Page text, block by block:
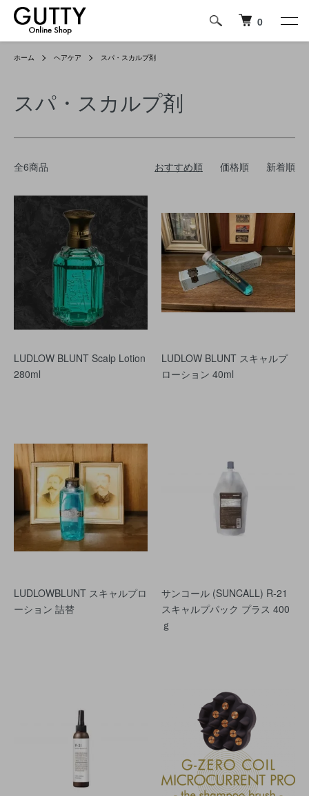
0
ホーム ヘアケア スパ・スカルプ剤
スパ・スカルプ剤
全6商品 おすすめ順 価格順 新着順
LUDLOW BLUNT Scalp Lotion
280ml
LUDLOW BLUNT スキャルプ
ローション 40ml
LUDLOWBLUNT スキャルプロ
ーション 詰替
サンコール (SUNCALL) R‐21
スキャルプパック プラス 400
ｇ